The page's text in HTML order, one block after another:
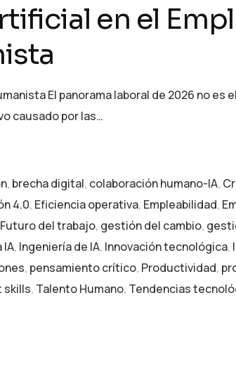
en el
El panorama laboral de 2026 no es
causado por las…
, brecha digital, colaboración humano-IA,
4.0, Eficiencia operativa, Empleabilidad,
Futuro del trabajo, gestión del cambio,
IA, Ingeniería de IA, Innovación tecnológica,
, pensamiento crítico, Productividad,
skills, Talento Humano, Tendencias